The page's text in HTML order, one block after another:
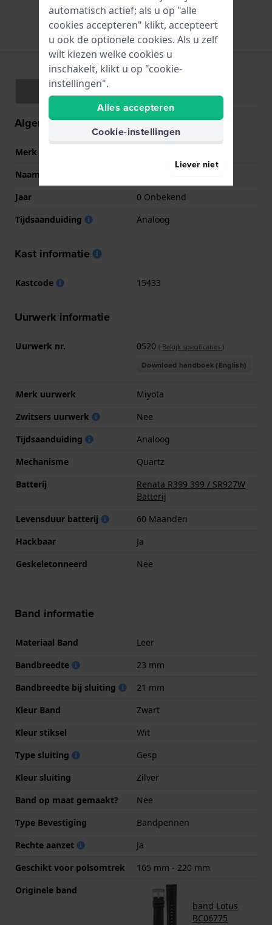
Alle passende merkbanden
Specificaties
Algemene informatie
Merk
Naam
Jaar
0 Onbekend
Tijdsaanduiding
Analoog
Kast informatie
Kastcode 15433
Uurwerk informatie
Uurwerk nr. 0S20 ( Bekijk specificaties )
Download handboek (English)
Merk uurwerk
Miyota
Zwitsers uurwerk
Nee
Tijdsaanduiding
Analoog
Mechanisme
Quartz
Batterij
Renata R399 399 / SR927W
Batterij
Levensduur batterij
60 Maanden
Hackbaar
Ja
Geskeletonneerd
Nee
Band informatie
Materiaal Band
Leer
Bandbreedte
23 mm
Bandbreedte bij sluiting
21 mm
Kleur Band
Zwart
Kleur stiksel
Wit
Type sluiting
Gesp
Kleur sluiting
Zilver
Band op maat gemaakt?
Nee
Type Bevestiging
Bandpennen
Rechte aanzet
Ja
Geschikt voor polsomtrek
165 mm - 220 mm
Originele band
band Lotus
BC06775
automatisch actief; als u op "alle
cookies accepteren" klikt, accepteert
u ook de optionele cookies. Als u zelf
wilt kiezen welke cookies u
inschakelt, klikt u op "cookie-
instellingen".
Alles accepteren
Cookie-instellingen
Liever niet